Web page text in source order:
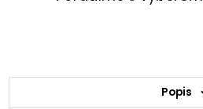
Popis